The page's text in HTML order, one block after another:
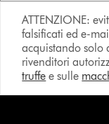
ATTENZIONE:
falsificati ed e-
acquistando solo
rivenditori
truffe e sulle